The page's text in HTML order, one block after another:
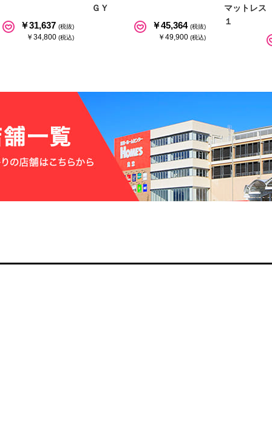
￥31,637 (税抜)
￥34,800 (税込)
ＧＹ
￥45,364 (税抜)
￥49,900(税込)
マットレ
１